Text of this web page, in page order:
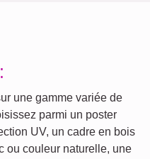
une gamme variée de
parmi un poster
UV, un cadre en bois
ou couleur naturelle, une